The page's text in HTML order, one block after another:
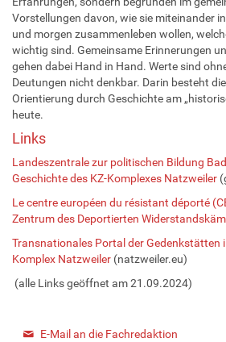
Vorstellungen davon, wie sie miteinander
und morgen zusammenleben wollen,
wichtig sind. Gemeinsame Erinnerungen
gehen dabei Hand in Hand. Werte sind
Deutungen nicht denkbar. Darin besteht
Orientierung durch Geschichte am
heute.
Links
Landeszentrale zur politischen Bildung
Geschichte des KZ-Komplexes Natzweiler
Le centre européen du résistant déporté
Zentrum des Deportierten
Transnationales Portal der Gedenkstätten
Komplex Natzweiler (natzweiler.eu)
(alle Links geöffnet am 21.09.2024)
E-Mail an die Fachredaktion